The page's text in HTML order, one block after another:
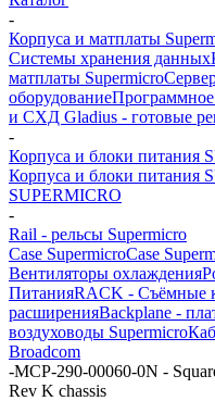
-
Корпуса и матплаты
Системы хранения данных
матплаты Supermicro
оборудованиеПрограммное
и СХД Gladius - готовые
-
Корпуса и блоки питания
Корпуса и блоки питания
SUPERMICRO
-
Rail - рельсы Supermicro
Case SupermicroCase
Вентиляторы охлаждения
ПитанияRACK - Съёмные
расширенияBackplane -
воздуховоды Supermicro
Broadcom
-MCP-290-00060-0N -
Rev K chassis